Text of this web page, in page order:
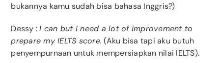
bukannya kamu sudah bisa bahasa Inggris?)
Dessy :I can but I need a lot of improvement to
prepare my IELTS score. (Aku bisa tapi aku butuh
penyempurnaan untuk mempersiapkan nilai IELTS).